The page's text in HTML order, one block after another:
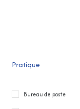
Pratique
Bureau de poste